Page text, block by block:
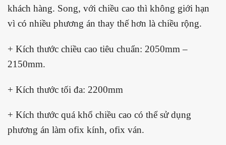
khách hàng. Song, với chiều cao thì không giới hạn
vì có nhiều phương án thay thế hơn là chiều rộng.
+ Kích thước chiều cao tiêu chuẩn: 2050mm –
2150mm.
+ Kích thước tối đa: 2200mm
+ Kích thước quá khổ chiều cao có thể sử dụng
phương án làm ofix kính, ofix ván.